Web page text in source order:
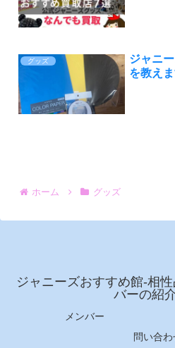
グッズ
ジャニ
を教えま
ホーム グッズ
ジャニーズおすすめ館-相
バーの紹
メンバー
問い合わ